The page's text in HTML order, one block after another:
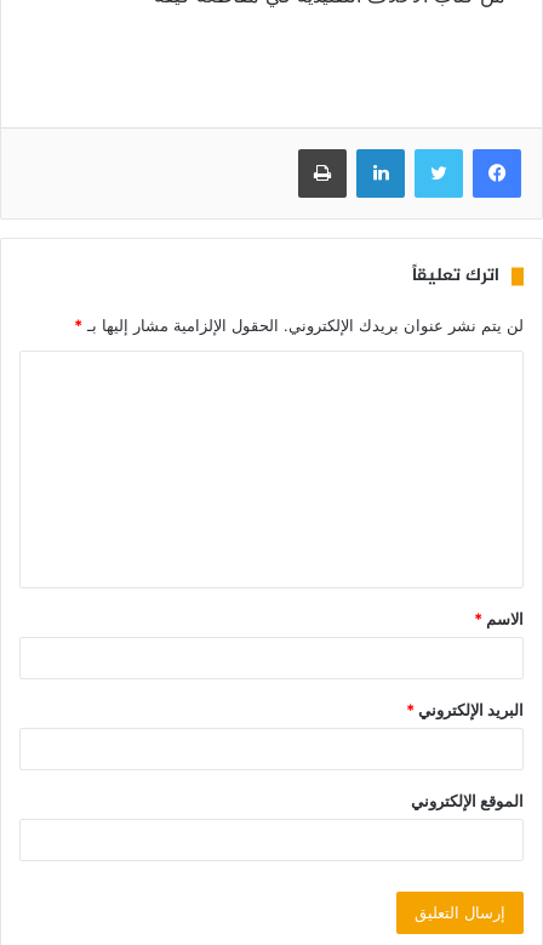
فيسبوك تويتر لينكدإن طباعة
اترك تعليقاً
لن يتم نشر عنوان بريدك الإلكتروني. الحقول الإلزامية مشار إليها بـ*
الاسم *
البريد الإلكتروني*
الموقع الإلكتروني